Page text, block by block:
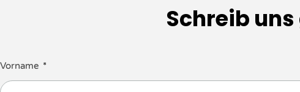
Schreib
Vorname